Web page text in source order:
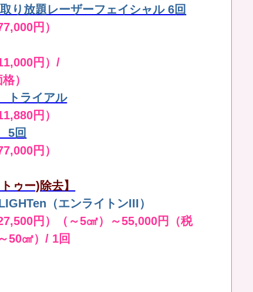
り放題レーザーフェイシャル 6回
円）
円）/
）
トライアル
円）
5回
円）
ゥー)除去】
（エンライトンIII）
円）（～5㎠）～55,000円（税
50㎠）/ 1回